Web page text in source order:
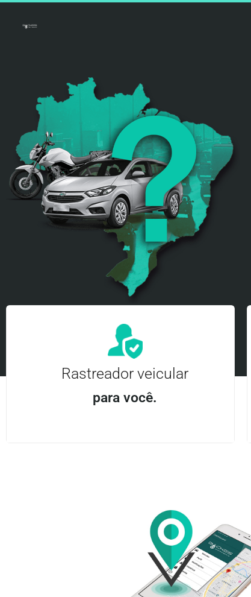
Rastreador veicular
para você.
Entre em contato